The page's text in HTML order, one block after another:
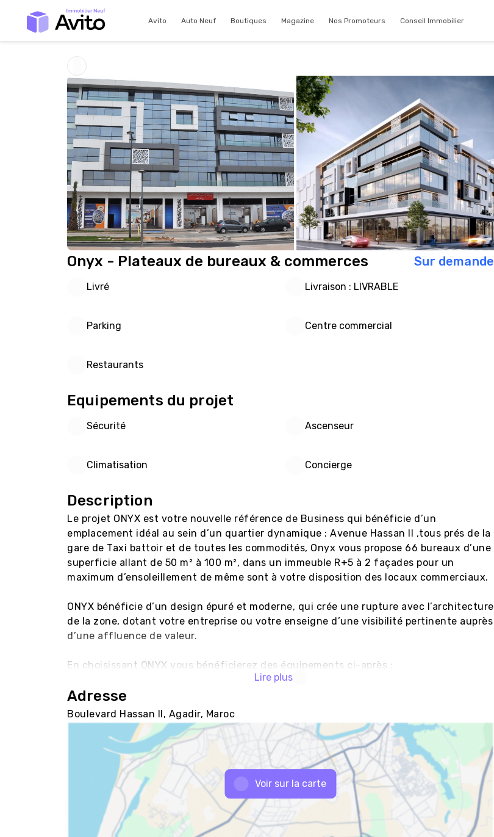
Avito Auto Neuf Boutiques Magazine Nos Promoteurs Conseil Immobilier
Onyx - Plateaux de bureaux & commerces Sur demande
Livré Livraison : LIVRABLE
Parking Centre commercial
Restaurants
Equipements du projet
Sécurité Ascenseur
Climatisation Concierge
Description
Le projet ONYX est votre nouvelle référence de Business qui bénéficie d’un
emplacement idéal au sein d’un quartier dynamique : Avenue Hassan II ,tous prés de la
gare de Taxi battoir et de toutes les commodités, Onyx vous propose 66 bureaux d’une
superficie allant de 50 m² à 100 m², dans un immeuble R+5 à 2 façades pour un
maximum d’ensoleillement de même sont à votre disposition des locaux commerciaux.
ONYX bénéficie d’un design épuré et moderne, qui crée une rupture avec l’architecture
de la zone, dotant votre entreprise ou votre enseigne d’une visibilité pertinente auprès
d’une affluence de valeur.
En choisissant ONYX vous bénéficierez des équipements ci-après :
Habillage façade en vitrage et Aluminium de marque haut de gamme, aux normes de
l’étanchéité air/eau, à (climatisation, chauffage ) et électricité, centrée sur la
fonctionnalité.
Places de parkings au sous – sol avec fluidité de circulation.
Aménagement des bureaux, pensé par la maitrise d’œuvre, pour une gestion optimale
de l’espace de travail.
Revêtement sol en carreaux Compacto haut de gamme.
Isolation acoustique et thermique à travers un double vitrage alliant sécurité et
performance énergétique.
Faux plafonds en Armstrong permettent l’accueil de diverses communications et
Lire plus
Adresse
Boulevard Hassan II, Agadir, Maroc
Voir sur la carte